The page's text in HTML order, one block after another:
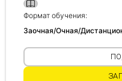
Формат обучения:
Заочная/Очная/